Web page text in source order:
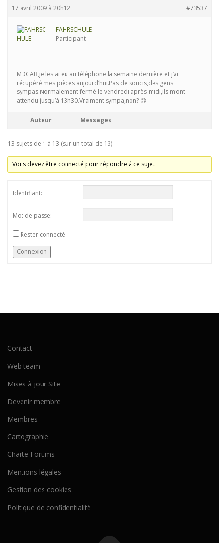
17 avril 2009 à 20h12 #73537
FAHRSCHULE
Participant
MDCAB,je les ai eu au téléphone la semaine dernière et j’ai
récupéré mes pièces aujourd’hui.Pas de soucis,des gens
sympas.Normalement fermé le vendredi après-midi,ils m’ont
attendu jusqu’à 13h30.Vraiment sympa,non? 😉
Auteur Messages
13 sujets de 1 à 13 (sur un total de 13)
Vous devez être connecté pour répondre à ce sujet.
Identifiant:
Mot de passe:
Rester connecté
Connexion
Contact
Web team
Mises à jour Site
Devenir membre
Membres
Cartographie
Charte Forums
Mentions légales
Gestion des cookies
Politique de confidentialité